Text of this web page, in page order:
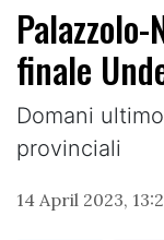
finale
Domani
provinciali
14 April 2023,